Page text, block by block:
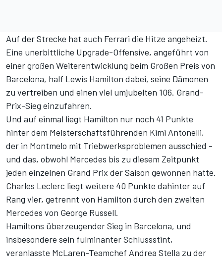
Auf der Strecke hat auch Ferrari die Hitze angeheizt.
Eine unerbittliche Upgrade-Offensive, angeführt von
einer großen Weiterentwicklung beim Großen Preis von
Barcelona, half Lewis Hamilton dabei, seine Dämonen
zu vertreiben und einen viel umjubelten 106. Grand-
Prix-Sieg einzufahren.
Und auf einmal liegt Hamilton nur noch 41 Punkte
hinter dem Meisterschaftsführenden Kimi Antonelli,
der in Montmelo mit Triebwerksproblemen ausschied -
und das, obwohl Mercedes bis zu diesem Zeitpunkt
jeden einzelnen Grand Prix der Saison gewonnen hatte.
Charles Leclerc liegt weitere 40 Punkte dahinter auf
Rang vier, getrennt von Hamilton durch den zweiten
Mercedes von George Russell.
Hamiltons überzeugender Sieg in Barcelona, und
insbesondere sein fulminanter Schlussstint,
veranlasste McLaren-Teamchef Andrea Stella zu der